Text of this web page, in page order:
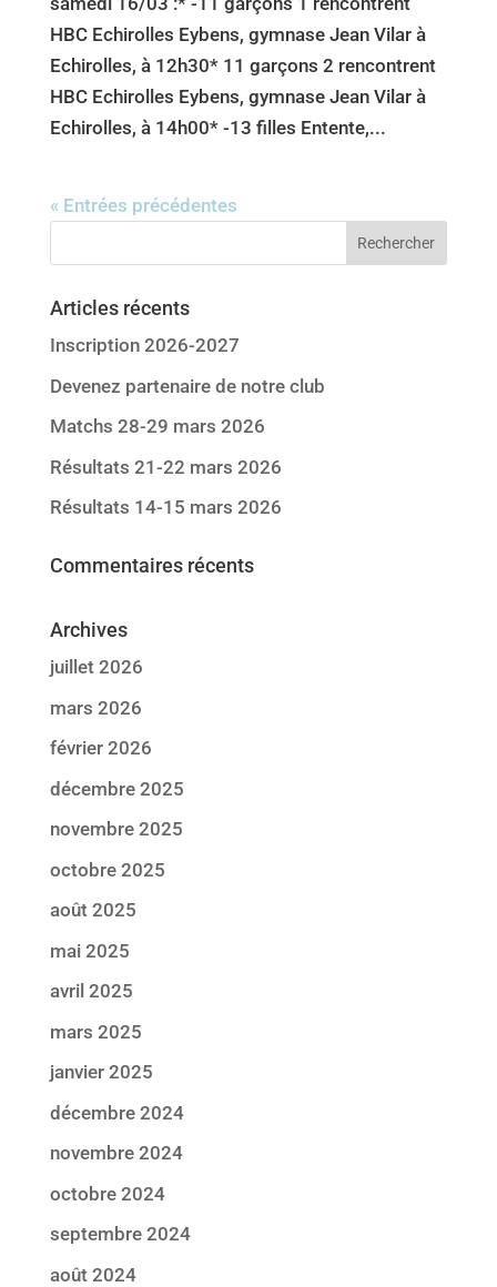
HBC Echirolles Eybens, gymnase Jean Vilar à
Echirolles, à 12h30* 11 garçons 2 rencontrent
HBC Echirolles Eybens, gymnase Jean Vilar à
Echirolles, à 14h00* -13 filles Entente,...
« Entrées précédentes
Articles récents
Inscription 2026-2027
Devenez partenaire de notre club
Matchs 28-29 mars 2026
Résultats 21-22 mars 2026
Résultats 14-15 mars 2026
Commentaires récents
Archives
juillet 2026
mars 2026
février 2026
décembre 2025
novembre 2025
octobre 2025
août 2025
mai 2025
avril 2025
mars 2025
janvier 2025
décembre 2024
novembre 2024
octobre 2024
septembre 2024
août 2024